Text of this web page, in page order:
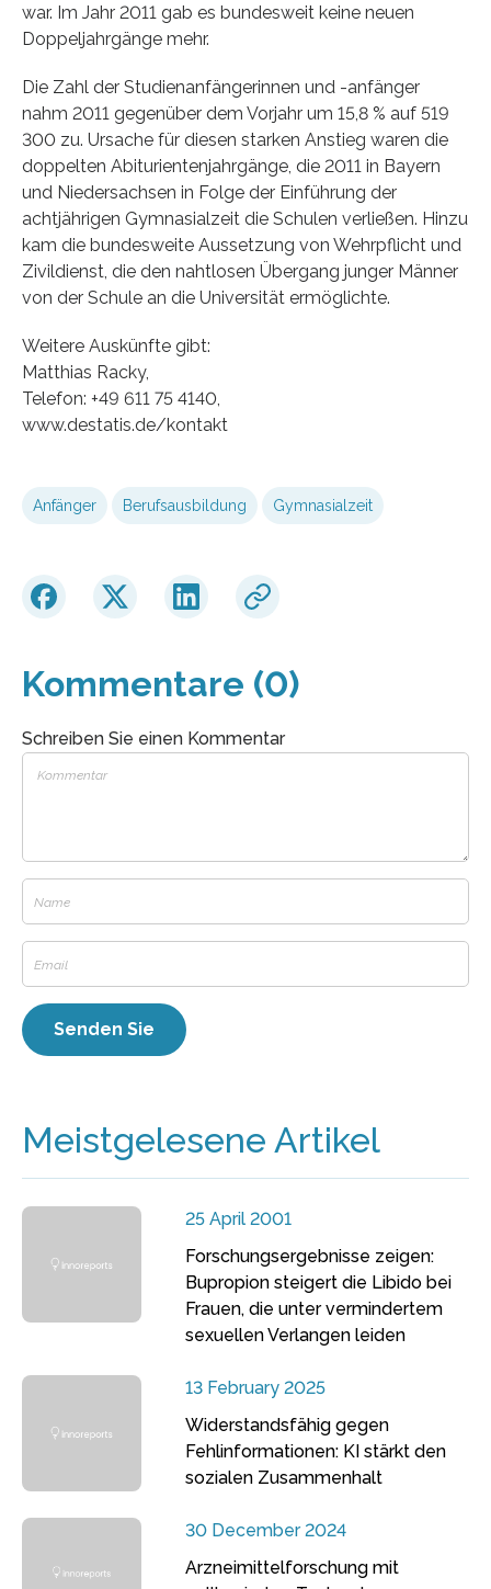
war. Im Jahr 2011 gab es bundesweit keine neuen
Doppeljahrgänge mehr.
Die Zahl der Studienanfängerinnen und -anfänger
nahm 2011 gegenüber dem Vorjahr um 15,8 % auf 519
300 zu. Ursache für diesen starken Anstieg waren die
doppelten Abiturientenjahrgänge, die 2011 in Bayern
und Niedersachsen in Folge der Einführung der
achtjährigen Gymnasialzeit die Schulen verließen. Hinzu
kam die bundesweite Aussetzung von Wehrpflicht und
Zivildienst, die den nahtlosen Übergang junger Männer
von der Schule an die Universität ermöglichte.
Weitere Auskünfte gibt:
Matthias Racky,
Telefon: +49 611 75 4140,
www.destatis.de/kontakt
Anfänger Berufsausbildung Gymnasialzeit
Kommentare (0)
Schreiben Sie einen Kommentar
Meistgelesene Artikel
25 April 2001
Forschungsergebnisse zeigen:
Bupropion steigert die Libido bei
Frauen, die unter vermindertem
sexuellen Verlangen leiden
13 February 2025
Widerstandsfähig gegen
Fehlinformationen: KI stärkt den
sozialen Zusammenhalt
30 December 2024
Arzneimittelforschung mit